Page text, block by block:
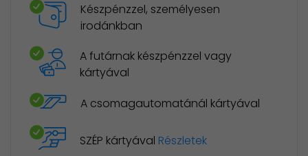
Készpénzzel, személyesen
irodánkban
A futárnak készpénzzel vagy
kártyával
A csomagautomatánál kártyával
SZÉP kártyával Részletek